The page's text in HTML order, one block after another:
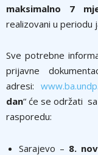
maksimalno 7
realizovani u periodu
Sve potrebne
prijavne
adresi:
dan“ će se održati
rasporedu:
Sarajevo – 8.